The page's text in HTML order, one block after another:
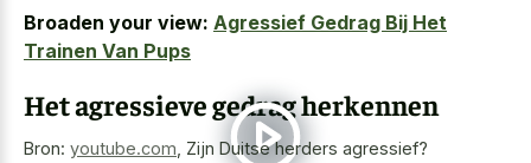
Broaden your view: Agressief Gedrag Bij Het
Trainen Van Pups
Het agressieve gedrag herkennen
Bron: youtube.com Zijn Duitse herders agressief?